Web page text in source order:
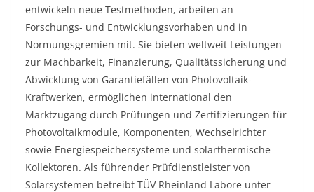
entwickeln neue Testmethoden, arbeiten an
Forschungs- und Entwicklungsvorhaben und in
Normungsgremien mit. Sie bieten weltweit Leistungen
zur Machbarkeit, Finanzierung, Qualitätssicherung und
Abwicklung von Garantiefällen von Photovoltaik-
Kraftwerken, ermöglichen international den
Marktzugang durch Prüfungen und Zertifizierungen für
Photovoltaikmodule, Komponenten, Wechselrichter
sowie Energiespeichersysteme und solarthermische
Kollektoren. Als führender Prüfdienstleister von
Solarsystemen betreibt TÜV Rheinland Labore unter